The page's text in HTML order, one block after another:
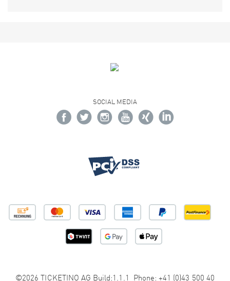
SOCIAL MEDIA
©2026 TICKETINO AG Build:1.1.1 Phone: +41 (0)43 500 40